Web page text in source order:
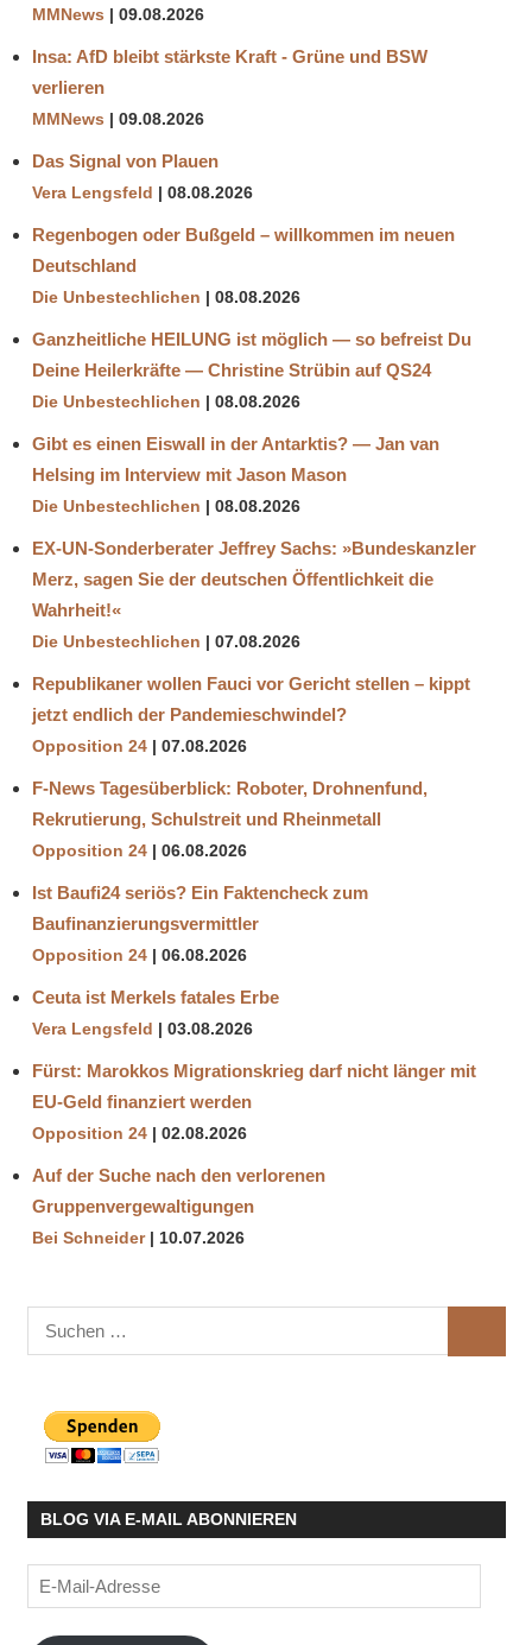
MMNews 09.08.2026
Insa: AfD bleibt stärkste Kraft - Grüne und BSW
verlieren
MMNews 09.08.2026
Das Signal von Plauen
Vera Lengsfeld 08.08.2026
Regenbogen oder Bußgeld – willkommen im neuen
Deutschland
Die Unbestechlichen 08.08.2026
Ganzheitliche HEILUNG ist möglich — so befreist Du
Deine Heilerkräfte — Christine Strübin auf QS24
Die Unbestechlichen 08.08.2026
Gibt es einen Eiswall in der Antarktis? — Jan van
Helsing im Interview mit Jason Mason
Die Unbestechlichen 08.08.2026
EX-UN-Sonderberater Jeffrey Sachs: »Bundeskanzler
Merz, sagen Sie der deutschen Öffentlichkeit die
Wahrheit!«
Die Unbestechlichen 07.08.2026
Republikaner wollen Fauci vor Gericht stellen – kippt
jetzt endlich der Pandemieschwindel?
Opposition 24 07.08.2026
F-News Tagesüberblick: Roboter, Drohnenfund,
Rekrutierung, Schulstreit und Rheinmetall
Opposition 24 06.08.2026
Ist Baufi24 seriös? Ein Faktencheck zum
Baufinanzierungsvermittler
Opposition 24 06.08.2026
Ceuta ist Merkels fatales Erbe
Vera Lengsfeld 03.08.2026
Fürst: Marokkos Migrationskrieg darf nicht länger mit
EU-Geld finanziert werden
Opposition 24 02.08.2026
Auf der Suche nach den verlorenen
Gruppenvergewaltigungen
Bei Schneider 10.07.2026
Suchen
nach:
BLOG VIA E-MAIL ABONNIEREN
E-
Mail-
Adresse